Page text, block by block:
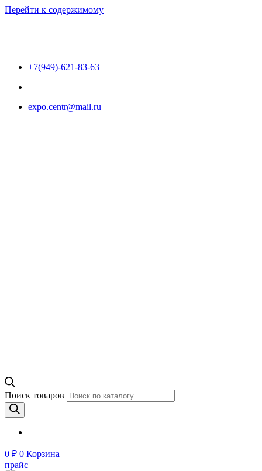
Перейти к содержимому
+7(949)-621-83-63
expo.centr@mail.ru
Поиск товаров
0 ₽ 0 Корзина
прайс